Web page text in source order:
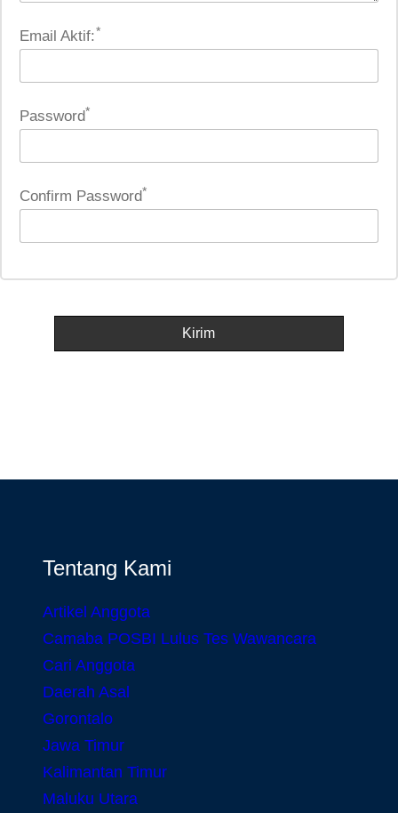
Email Aktif:*
Password*
Confirm Password*
Tentang Kami
Artikel Anggota
Camaba POSBI Lulus Tes Wawancara
Cari Anggota
Daerah Asal
Gorontalo
Jawa Timur
Kalimantan Timur
Maluku Utara